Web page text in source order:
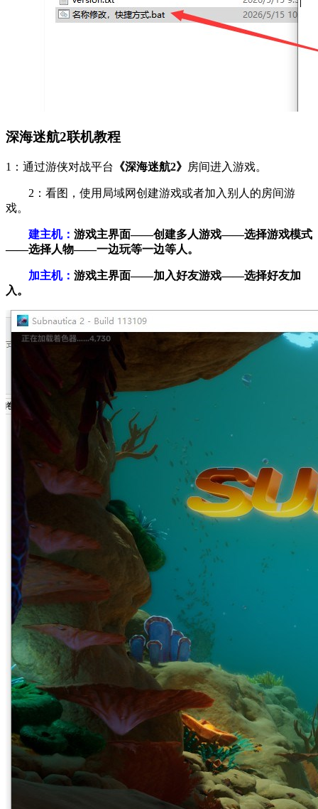
深海迷航2联机教程
1：通过游侠对战平台 《深海迷航2》 房间进入游戏。
2：看图，使用局域网创建游戏或者加入别人的房间游
戏。
建主机： 游戏主界面——创建多人游戏——选择游戏模式
——选择人物——一边玩等一边等人。
加主机： 游戏主界面——加入好友游戏——选择好友加
入。